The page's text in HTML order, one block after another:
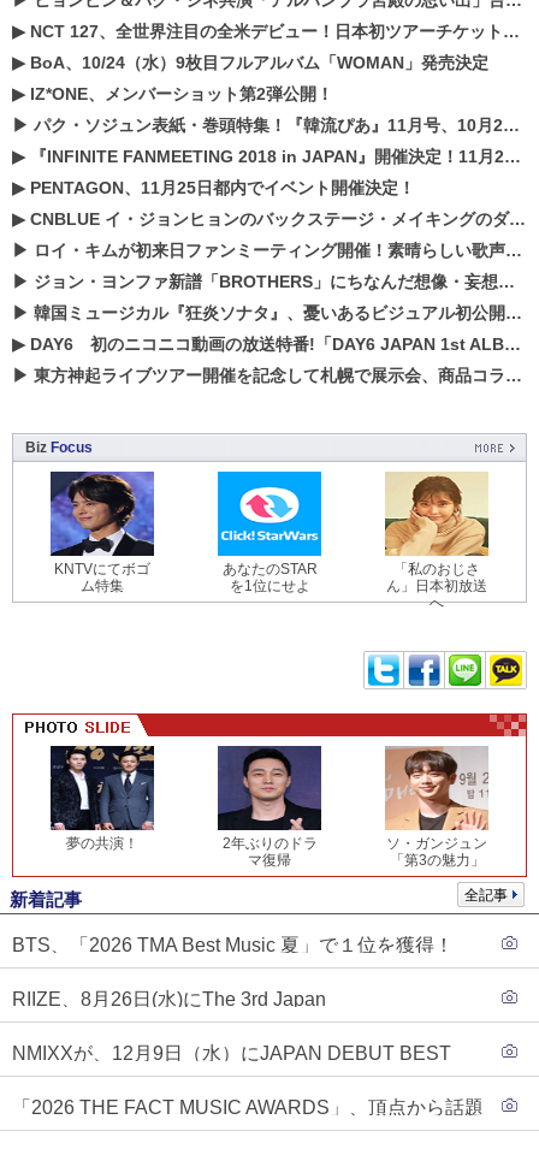
▶ NCT 127、全世界注目の全米デビュー！日本初ツアーチケットが早くもプレミア化！？
▶ BoA、10/24（水）9枚目フルアルバム「WOMAN」発売決定
▶ IZ*ONE、メンバーショット第2弾公開！
▶ パク・ソジュン表紙・巻頭特集！『韓流ぴあ』11月号、10月22日（月）発売！
▶
『INFINITE FANMEETING 2018 in JAPAN』開催決定！11月21、22日にパシフィコ横浜にて実施
▶ PENTAGON、11月25日都内でイベント開催決定！
▶CNBLUE イ・ジョンヒョンのバックステージ・メイキングのダイジェスト映像が公開！
▶ ロイ・キムが初来日ファンミーティング開催！素晴らしい歌声に癒される贅沢な時間
▶ ジョン・ヨンファ新譜「BROTHERS」にちなんだ想像・妄想企画がスタート！
▶ 韓国ミュージカル『狂炎ソナタ』、憂いある​ビジュアル初公開!! 主役リョウク、SHIN、KENらのコメントが到着！
▶ DAY6 初のニコニコ動画の放送特番!「DAY6 JAPAN 1st ALBUM「UNLOCK」発売記念 ライブ@ニコ生」を配信決定!
▶ 東方神起ライブツアー開催を記念して札幌で展示会、商品コラボが実現！！
Biz Focus
KNTVにてボゴ
ム特集
あなたのSTAR
を1位にせよ
「私のおじさ
ん」日本初放送
へ
夢の共演！
2年ぶりのドラ
マ復帰
ソ・ガンジュン
「第3の魅力」
全記事
新着記事
BTS、「2026 TMA Best Music 夏」で１位を獲得！
RIIZE、8月26日(水)にThe 3rd Japan
NMIXXが、12月9日（水）にJAPAN DEBUT BEST
「2026 THE FACT MUSIC AWARDS」、頂点から話題